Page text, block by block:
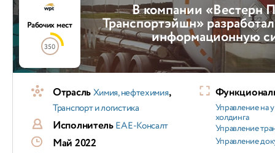
В компании «Вестерн
Транспортэйшн»
информационную
Рабочих мест
350
ОтрасльХимия, нефтехимия,
Транспорт и логистика
ИсполнительЕАЕ-Консалт
Май 2022
Управление на
холдинга
Управление
Управление